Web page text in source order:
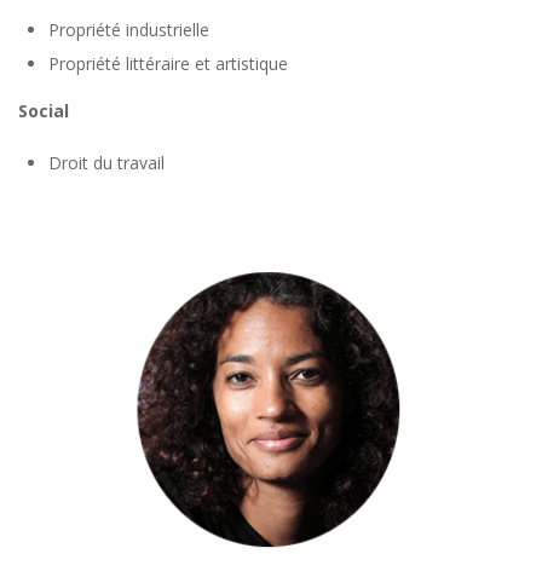
Propriété industrielle
Propriété littéraire et artistique
Social
Droit du travail